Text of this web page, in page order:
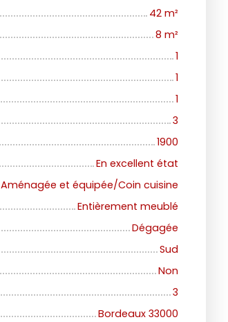
42 m²
8 m²
1
1
1
3
1900
En excellent état
Aménagée et équipée/Coin cuisine
Entièrement meublé
Dégagée
Sud
Non
3
Bordeaux 33000